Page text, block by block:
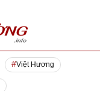
Việt Hương